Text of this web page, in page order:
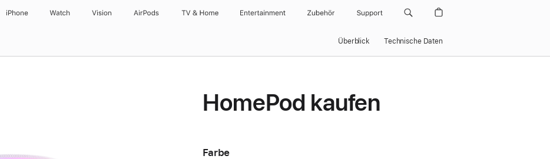
iPhone Watch Vision AirPods TV & Home Entertainment Zubehör Support
Überblick Technische Daten
HomePod kaufen
Farbe